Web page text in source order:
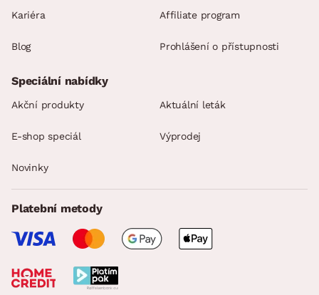
Kariéra
Blog
Affiliate program
Prohlášení o přístupnosti
Speciální nabídky
Akční produkty Aktuální leták
E-shop speciál Výprodej
Novinky
Platební metody